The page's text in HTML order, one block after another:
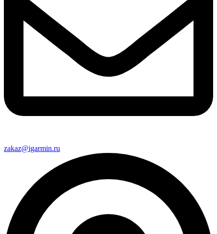
zakaz@igarmin.ru